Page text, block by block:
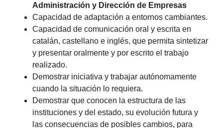
Administración y Dirección de Empresas
Capacidad de adaptación a entornos cambiantes.
Capacidad de comunicación oral y escrita en
catalán, castellano e inglés, que permita sintetizar
y presentar oralmente y por escrito el trabajo
realizado.
Demostrar iniciativa y trabajar autónomamente
cuando la situación lo requiera.
Demostrar que conocen la estructura de las
instituciones y del estado, su evolución futura y
las consecuencias de posibles cambios, para